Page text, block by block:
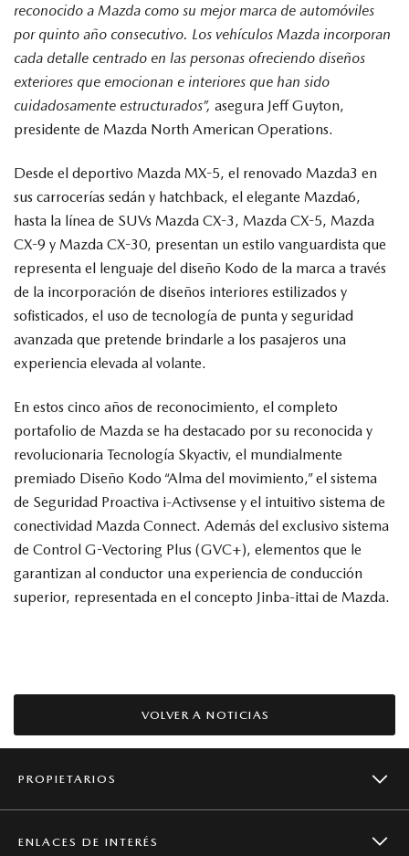
reconocido a Mazda como su mejor marca de automóviles
por quinto año consecutivo. Los vehículos Mazda incorporan
cada detalle centrado en las personas ofreciendo diseños
exteriores que emocionan e interiores que han sido
cuidadosamente estructurados”, asegura Jeff Guyton,
presidente de Mazda North American Operations.
Desde el deportivo Mazda MX-5, el renovado Mazda3 en
sus carrocerías sedán y hatchback, el elegante Mazda6,
hasta la línea de SUVs Mazda CX-3, Mazda CX-5, Mazda
CX-9 y Mazda CX-30, presentan un estilo vanguardista que
representa el lenguaje del diseño Kodo de la marca a través
de la incorporación de diseños interiores estilizados y
sofisticados, el uso de tecnología de punta y seguridad
avanzada que pretende brindarle a los pasajeros una
experiencia elevada al volante.
En estos cinco años de reconocimiento, el completo
portafolio de Mazda se ha destacado por su reconocida y
revolucionaria Tecnología Skyactiv, el mundialmente
premiado Diseño Kodo “Alma del movimiento,” el sistema
de Seguridad Proactiva i-Activsense y el intuitivo sistema de
conectividad Mazda Connect. Además del exclusivo sistema
de Control G-Vectoring Plus (GVC+), elementos que le
garantizan al conductor una experiencia de conducción
superior, representada en el concepto Jinba-ittai de Mazda.
VOLVER A NOTICIAS
PROPIETARIOS
CAMPAÑAS DE SEGURIDAD
ENLACES DE INTERÉS